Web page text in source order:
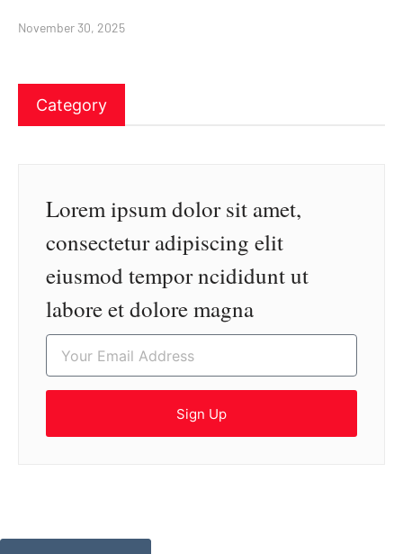
November 30, 2025
Category
Lorem ipsum dolor sit amet,
consectetur adipiscing elit
eiusmod tempor ncididunt ut
labore et dolore magna
Sign Up